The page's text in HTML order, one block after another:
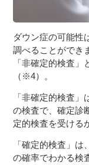
ダウン症の可能性
調べることができ
「非確定的検査
（※4）。
「非確定的検査
の検査で、確定診
定的検査を受ける
「確定的検査」
の確率でわかる検